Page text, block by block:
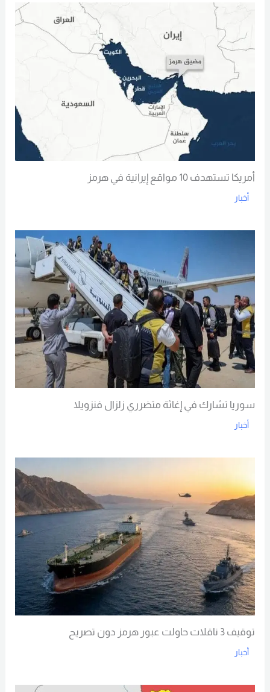
أمريكا تستهدف 10 مواقع إيرانية في هرمز
أخبار
سوريا تشارك في إغاثة متضرري زلزال فنزويلا
أخبار
توقيف 3 ناقلات حاولت عبور هرمز دون تصريح
أخبار